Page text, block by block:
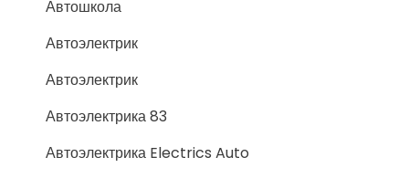
Автошкола
Автоэлектрик
Автоэлектрик
Автоэлектрика 83
Автоэлектрика Electrics Auto